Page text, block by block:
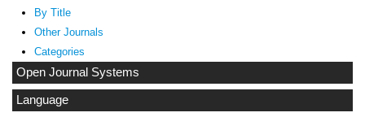
By Title
Other Journals
Categories
Open Journal Systems
Language